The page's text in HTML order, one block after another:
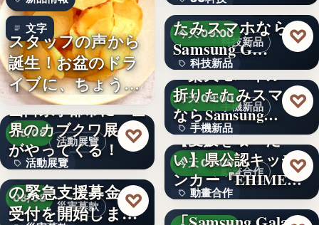
文字
スタッフの声から
誕生！お盆のドラ
イブに、ちょうど
いい。「…
活動展覽
08/08
活動展覽
60
山口県宇部市に『世
界のカブクワ展』
がやってくる！
♡
災害募款
08/08
令和8年熊本地震へ
の緊急支援募金の
受付を開始しまし
♡
文字
科技新品
今天 09:00
科技新品
文字
＜ドコモ＞折りた
たみスマホなら
Samsung G…
♡
手機新品
今天 09:00
手機新品
4.1
＜楽天モバイル＞
折りたたみスマホ
ならSamsung…
♡
動畫合作
今天 09:00
動畫合作
【愛媛を喰べた
い】県公認キッチ
ンカー『EHIMEみ
きゃん…
♡
＜OPEN＞